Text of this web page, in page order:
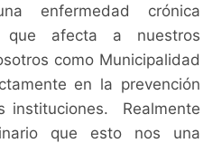
enfermedad crónica
que afecta a nuestros
como Municipalidad
en la prevención
instituciones. Realmente
que esto nos una